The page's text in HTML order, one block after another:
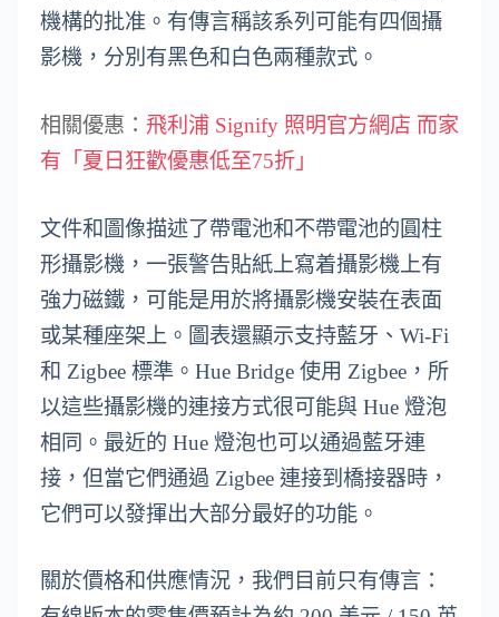
機構的批准。有傳言稱該系列可能有四個攝
影機，分別有黑色和白色兩種款式。
相關優惠： 飛利浦 Signify 照明官方網店 而家
有「夏日狂歡優惠低至75折」
文件和圖像描述了帶電池和不帶電池的圓柱
形攝影機，一張警告貼紙上寫着攝影機上有
強力磁鐵，可能是用於將攝影機安裝在表面
或某種座架上。圖表還顯示支持藍牙、Wi-Fi
和 Zigbee 標準。Hue Bridge 使用 Zigbee，所
以這些攝影機的連接方式很可能與 Hue 燈泡
相同。最近的 Hue 燈泡也可以通過藍牙連
接，但當它們通過 Zigbee 連接到橋接器時，
它們可以發揮出大部分最好的功能。
關於價格和供應情況，我們目前只有傳言：